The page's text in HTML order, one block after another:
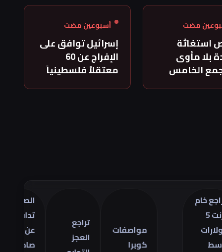
مضت
استغاثة
بلا مأوى
الخامس
أسبوعين مضت
إسرائيل توافق على
الإفراج عن 60
معتقلاً فلسطينياً
مواصفات
الصين
تدافع
صادراتها